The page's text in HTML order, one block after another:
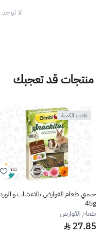
لا
منتجات قد تعجبك
نفدت الكمية
جيمبي طعام القوارض بالاعشاب و الورد
45g
طعام القوارض
27.85